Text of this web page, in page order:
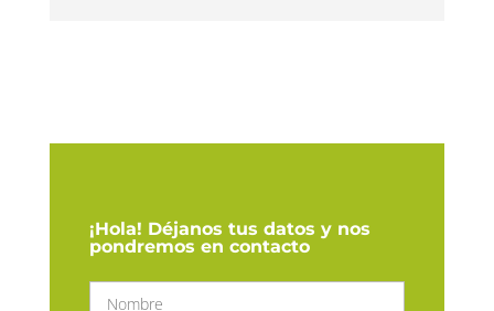
¡Hola! Déjanos tus datos y nos
pondremos en contacto